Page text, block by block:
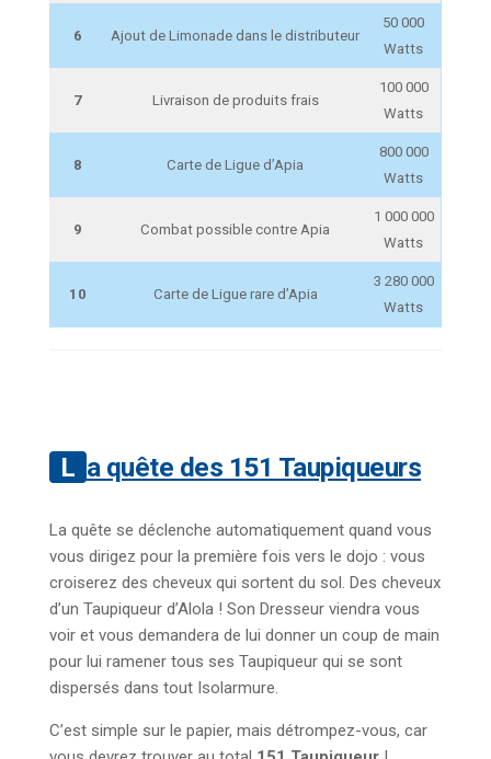
6 Ajout de Limonade dans le distributeur
50 000
Watts
7 Livraison de produits frais
100 000
Watts
8 Carte de Ligue d’Apia
800 000
Watts
9 Combat possible contre Apia
1 000 000
Watts
10 Carte de Ligue rare d’Apia
3 280 000
Watts
La quête des 151 Taupiqueurs
La quête se déclenche automatiquement quand vous
vous dirigez pour la première fois vers le dojo : vous
croiserez des cheveux qui sortent du sol. Des cheveux
d’un Taupiqueur d’Alola ! Son Dresseur viendra vous
voir et vous demandera de lui donner un coup de main
pour lui ramener tous ses Taupiqueur qui se sont
dispersés dans tout Isolarmure.
C’est simple sur le papier, mais détrompez-vous, car